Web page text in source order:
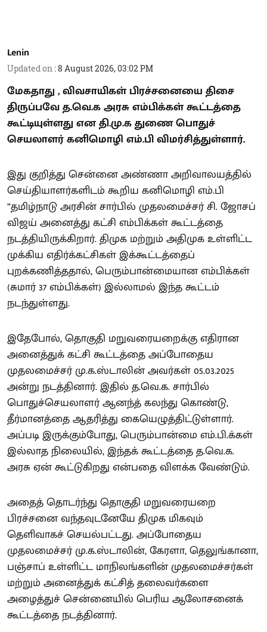
Lenin
Updated on :8 August 2026, 03:02 PM
மேகதாது , விவசாயிகள் பிரச்சனையை திசை
திருப்பவே த.வெ.க அரசு எம்பிக்கள் கூட்டத்தை
கூட்டியுள்ளது என தி.மு.க துணை பொதுச்
செயலாளர் கனிமொழி எம்.பி விமர்சித்துள்ளார்.
இது குறித்து சென்னை அண்ணா அறிவாலயத்தில்
செய்தியாளர்களிடம் கூறிய கனிமொழி எம்.பி
”தமிழ்நாடு அரசின் சார்பில் முதலமைச்சர் சி. ஜோசப்
விஜய் அனைத்து கட்சி எம்பிக்கள் கூட்டத்தை
நடத்தியிருக்கிறார். திமுக மற்றும் அதிமுக உள்ளிட்ட
முக்கிய எதிர்க்கட்சிகள் இக்கூட்டத்தைப்
புறக்கணித்ததால், பெரும்பான்மையான எம்பிக்கள்
(சுமார் 37 எம்பிக்கள்) இல்லாமல் இந்த கூட்டம்
நடந்துள்ளது.
இதேபோல், தொகுதி மறுவரையறைக்கு எதிரான
அனைத்துக் கட்சி கூட்டத்தை அப்போதைய
முதலமைச்சர் மு.க.ஸ்டாலின் அவர்கள் 05.03.2025
அன்று நடத்தினார். இதில் த.வெ.க. சார்பில்
பொதுச்செயலாளர் ஆனந்த் கலந்து கொண்டு,
தீர்மானத்தை ஆதரித்து கையெழுத்திட்டுள்ளார்.
அப்படி இருக்கும்போது, பெரும்பான்மை எம்.பி.க்கள்
இல்லாத நிலையில், இந்தக் கூட்டத்தை த.வெ.க.
அரசு ஏன் கூட்டுகிறது என்பதை விளக்க வேண்டும்.
அதைத் தொடர்ந்து தொகுதி மறுவரையறை
பிரச்சனை வந்தவுடனேயே திமுக மிகவும்
தெளிவாகச் செயல்பட்டது. அப்போதைய
முதலமைச்சர் மு.க.ஸ்டாலின், கேரளா, தெலுங்கானா,
பஞ்சாப் உள்ளிட்ட மாநிலங்களின் முதலமைச்சர்கள்
மற்றும் அனைத்துக் கட்சித் தலைவர்களை
அழைத்துச் சென்னையில் பெரிய ஆலோசனைக்
கூட்டத்தை நடத்தினார்.